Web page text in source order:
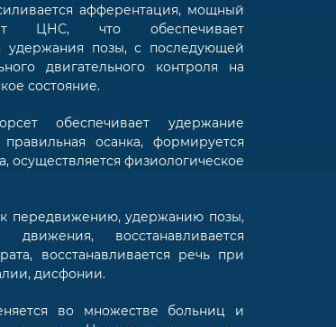
афферентация, мощный
ЦНС, что обеспечивает
удержания позы, с последующей
двигательного контроля на
состояние.
обеспечивает удержание
осанка, формируется
осуществляется физиологическое
к передвижению, удержанию позы,
восстанавливается
восстанавливается речь при
дисфонии.
во множестве больниц и